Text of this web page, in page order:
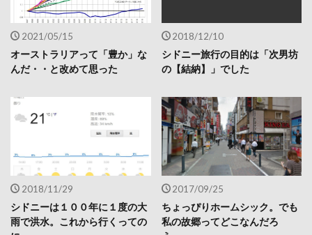
2021/05/15
オーストラリアって「豊か」な
んだ・・と改めて思った
2018/12/10
シドニー旅行の目的は「次男坊
の【結納】」でした
2018/11/29
シドニーは１００年に１度の大
雨で洪水。これから行くっての
2017/09/25
ちょっぴりホームシック。でも
私の故郷ってどこなんだろ